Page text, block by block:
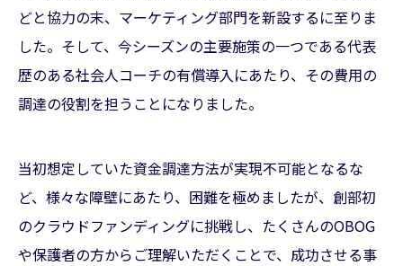
どと協力の末、マーケティング部門を新設するに至りま
した。そして、今シーズンの主要施策の一つである代表
歴のある社会人コーチの有償導入にあたり、その費用の
調達の役割を担うことになりました。
当初想定していた資金調達方法が実現不可能となるな
ど、様々な障壁にあたり、困難を極めましたが、創部初
のクラウドファンディングに挑戦し、たくさんのOBOG
や保護者の方からご理解いただくことで、成功させる事